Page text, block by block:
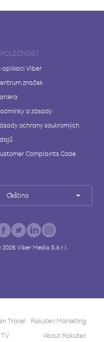
aplikaci Viber
značek
a zásady
ochrany soukromých
Complaints Code
Čeština
2026Viber Media S.à r.l.
Travel
Rakuten Marketing
About Rakuten